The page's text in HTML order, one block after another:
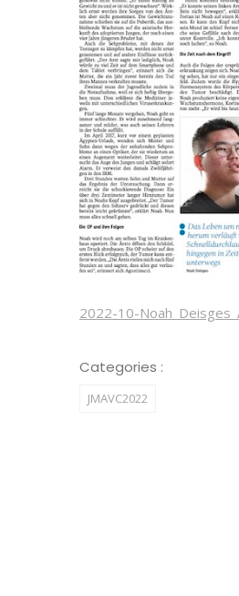
2022-10-
Categories :
JMAVC2022